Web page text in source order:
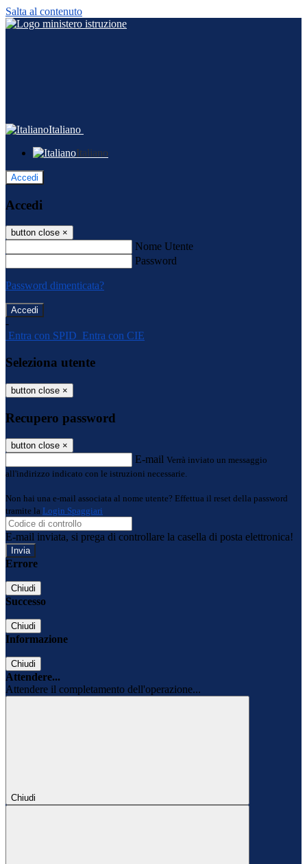
Salta al contenuto
Italiano
Italiano
Accedi
Accedi
button close ×
Nome Utente
Password
Password dimenticata?
-
Entra con SPID Entra con CIE
Seleziona utente
button close ×
Recupero password
button close ×
E-mail Verrà inviato un messaggio
all'indirizzo indicato con le istruzioni necessarie.
Non hai una e-mail associata al nome utente? Effettua il reset della password
tramite la Login Spaggiari
E-mail inviata, si prega di controllare la casella di posta elettronica!
Errore
Chiudi
Successo
Chiudi
Informazione
Chiudi
Attendere...
Attendere il completamento dell'operazione...
Chiudi